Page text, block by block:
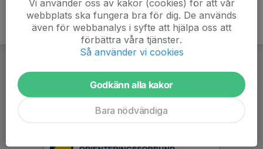
Vi använder oss av kakor (cookies) för att vår
webbplats ska fungera bra för dig. De används
även för webbanalys i syfte att hjälpa oss att
förbättra våra tjänster.
Så använder vi cookies
Godkänn alla kakor
Bara nödvändiga